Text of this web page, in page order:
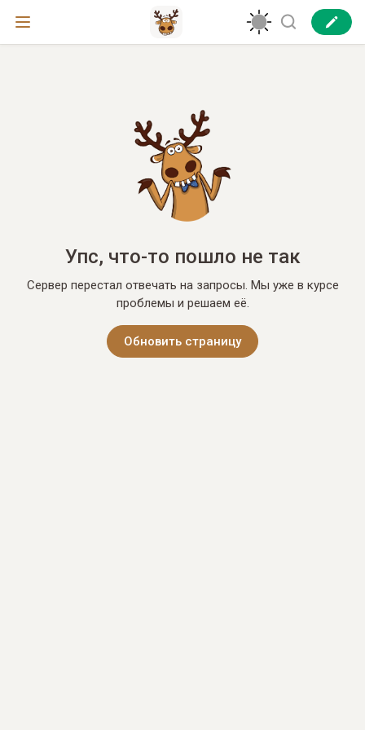
Упс, что-то пошло не так
Сервер перестал отвечать на запросы. Мы уже в курсе
проблемы и решаем её.
Обновить страницу